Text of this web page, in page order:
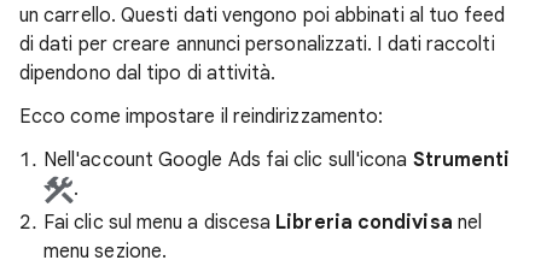
un carrello. Questi dati vengono poi abbinati al tuo feed
di dati per creare annunci personalizzati. I dati raccolti
dipendono dal tipo di attività.
Ecco come impostare il reindirizzamento:
Nell'account Google Ads fai clic sull'icona Strumenti
.
Fai clic sul menu a discesa Libreria condivisa nel
menu sezione.